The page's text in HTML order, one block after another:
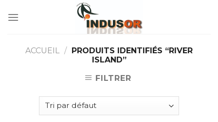
ACCUEIL / PRODUITS IDENTIFIÉS “RIVER
ISLAND”
FILTRER